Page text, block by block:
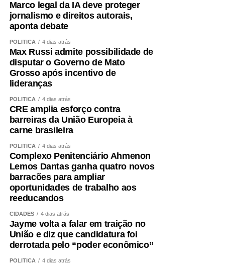
Marco legal da IA deve proteger
jornalismo e direitos autorais,
aponta debate
POLÍTICA 4 dias atrás
Max Russi admite possibilidade de
disputar o Governo de Mato
Grosso após incentivo de
lideranças
POLÍTICA 4 dias atrás
CRE amplia esforço contra
barreiras da União Europeia à
carne brasileira
POLÍTICA 4 dias atrás
Complexo Penitenciário Ahmenon
Lemos Dantas ganha quatro novos
barracões para ampliar
oportunidades de trabalho aos
reeducandos
CIDADES 4 dias atrás
Jayme volta a falar em traição no
União e diz que candidatura foi
derrotada pelo “poder econômico”
POLÍTICA 4 dias atrás